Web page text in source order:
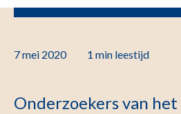
7 mei 2020 1 min leestijd
Onderzoekers van het